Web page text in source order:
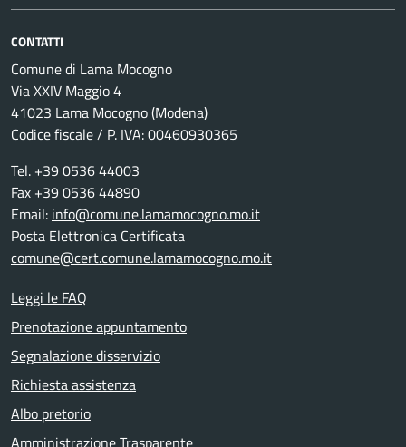
CONTATTI
Comune di Lama Mocogno
Via XXIV Maggio 4
41023 Lama Mocogno (Modena)
Codice fiscale / P. IVA: 00460930365
Tel. +39 0536 44003
Fax +39 0536 44890
Email: info@comune.lamamocogno.mo.it
Posta Elettronica Certificata
comune@cert.comune.lamamocogno.mo.it
Leggi le FAQ
Prenotazione appuntamento
Segnalazione disservizio
Richiesta assistenza
Albo pretorio
Amministrazione Trasparente